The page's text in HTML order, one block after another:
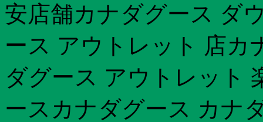
安店舗カナダグース ダ
ース アウトレット 店カ
ダグース アウトレット
ースカナダグース カナ